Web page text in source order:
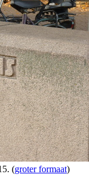
(groter formaat)